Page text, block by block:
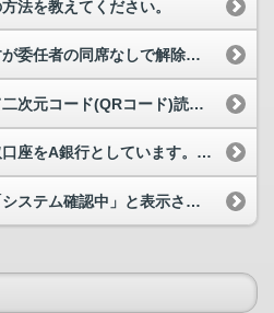
法を教えてください。
委任者を解除したいのですが委任者の同席なしで解除できますか。
お薬手帳アプリを利用して二次元コード(QRコード)読み取りましたが、アプリへ登録できません。
現在児童手当や年金の受取口座をA銀行としています。今回新たに公金受取口座としてB銀行を登録する...
登録手続き完了画面で、「システム確認中」と表示されました。なぜですか。